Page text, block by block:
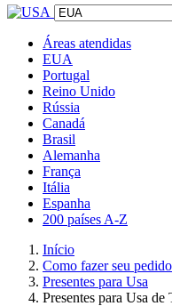
Áreas atendidas
EUA
Portugal
Reino Unido
Rússia
Canadá
Brasil
Alemanha
França
Itália
Espanha
200 países A-Z
Início
Como fazer seu pedido
Presentes para Usa
Presentes para Usa de